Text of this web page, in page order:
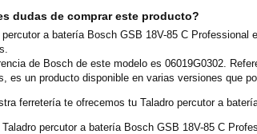
dudas de comprar este producto?
percutor a batería Bosch GSB 18V-85 C
de Bosch de este modelo es 06019G0302.
es un producto disponible en varias versiones que
ferretería te ofrecemos tu Taladro percutor a
percutor a batería Bosch GSB 18V-85 C